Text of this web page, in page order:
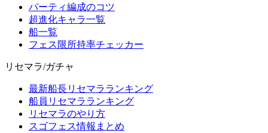
パーティ編成のコツ
超進化キャラ一覧
船一覧
フェス限所持率チェッカー
リセマラ/ガチャ
最新船長リセマラランキング
船員リセマラランキング
リセマラのやり方
スゴフェス情報まとめ